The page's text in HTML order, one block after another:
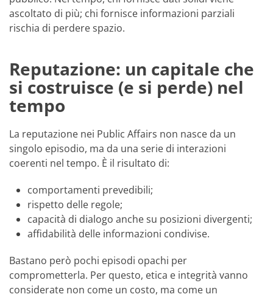
ascoltato di più; chi fornisce informazioni parziali
rischia di perdere spazio.
Reputazione: un capitale che
si costruisce (e si perde) nel
tempo
La reputazione nei Public Affairs non nasce da un
singolo episodio, ma da una serie di interazioni
coerenti nel tempo. È il risultato di:
comportamenti prevedibili;
rispetto delle regole;
capacità di dialogo anche su posizioni divergenti;
affidabilità delle informazioni condivise.
Bastano però pochi episodi opachi per
comprometterla. Per questo, etica e integrità vanno
considerate non come un costo, ma come un